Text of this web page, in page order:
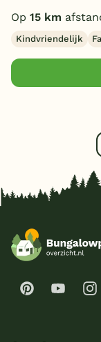
Op 15 km
Kindvriendelijk